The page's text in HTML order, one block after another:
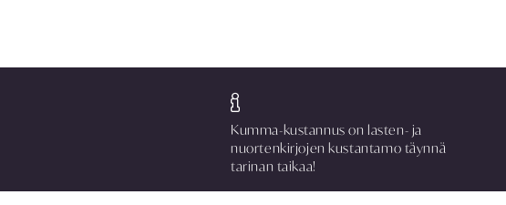
Kumma-kustannus on lasten- ja
nuortenkirjojen kustantamo täynnä
tarinan taikaa!